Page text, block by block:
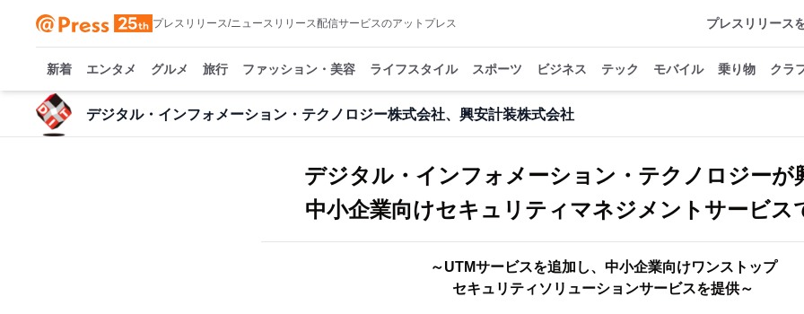
プレスリリース/ニュースリリース配信サービスのアットプレス プレスリリース
新着 エンタメ グルメ 旅行 ファッション・美容 ライフスタイル スポーツ ビジネス テック モバイル 乗り物 クラ
デジタル・インフォメーション・テクノロジー株式会社、興安計装株式会社
デジタル・インフォメーション・テクノロジーが
中小企業向けセキュリティマネジメントサービス
～UTMサービスを追加し、中小企業向けワンストップ
セキュリティソリューションサービスを提供～